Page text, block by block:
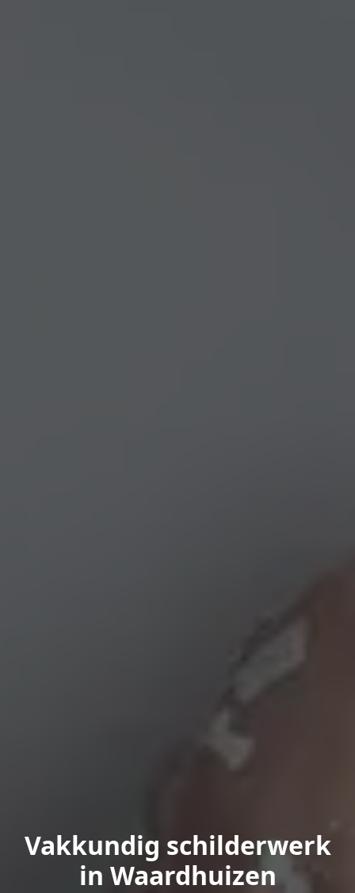
Vakkundig schilderwerk
in Waardhuizen